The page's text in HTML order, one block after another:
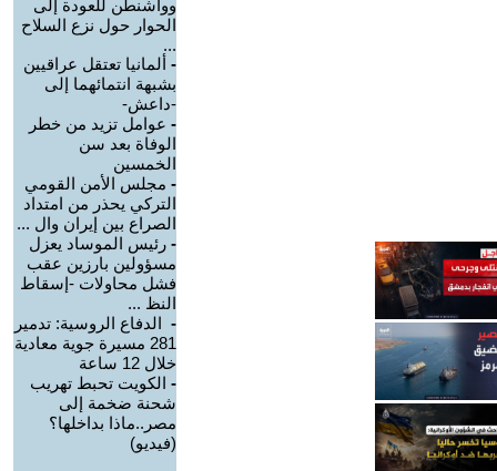
وواشنطن للعودة إلى
الحوار حول نزع السلاح
...
- ألمانيا تعتقل عراقيين
بشبهة انتمائهما إلى
-داعش-
- عوامل تزيد من خطر
الوفاة بعد سن
الخمسين
- مجلس الأمن القومي
التركي يحذر من امتداد
الصراع بين إيران وال ...
- رئيس الموساد يعزل
مسؤولين بارزين عقب
فشل محاولات -إسقاط
النظ ...
- الدفاع الروسية: تدمير
281 مسيرة جوية معادية
خلال 12 ساعة
- الكويت تحبط تهريب
شحنة ضخمة إلى
مصر..ماذا بداخلها؟
(فيديو)